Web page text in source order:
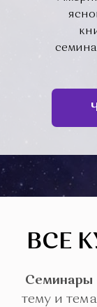
ВСЕ
Семинары
тему и